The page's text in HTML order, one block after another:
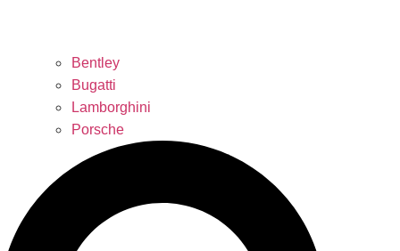
Bentley
Bugatti
Lamborghini
Porsche